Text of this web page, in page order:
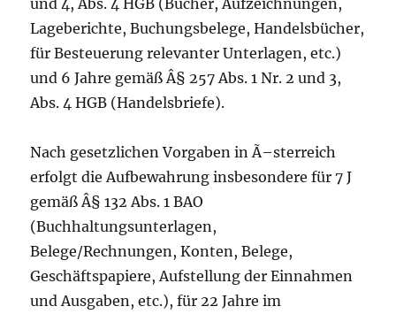
und 4, Abs. 4 HGB (Bücher, Aufzeichnungen,
Lageberichte, Buchungsbelege, Handelsbücher,
für Besteuerung relevanter Unterlagen, etc.)
und 6 Jahre gemäß Â§ 257 Abs. 1 Nr. 2 und 3,
Abs. 4 HGB (Handelsbriefe).
Nach gesetzlichen Vorgaben in Ã–sterreich
erfolgt die Aufbewahrung insbesondere für 7 J
gemäß Â§ 132 Abs. 1 BAO
(Buchhaltungsunterlagen,
Belege/Rechnungen, Konten, Belege,
Geschäftspapiere, Aufstellung der Einnahmen
und Ausgaben, etc.), für 22 Jahre im